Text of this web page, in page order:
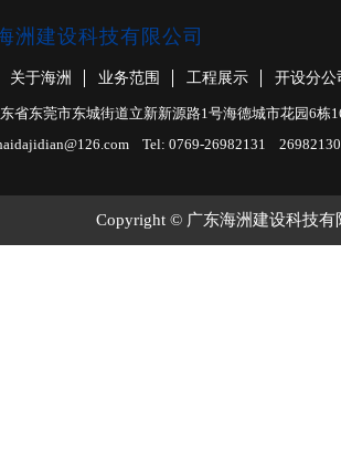
洲建设科技有限公司
关于海洲 业务范围 工程展示 开设分公
省东莞市东城街道立新新源路1号海德城市花园6栋
Tel: 0769-26982131 26982130
Copyright © 广东海洲建设科技有